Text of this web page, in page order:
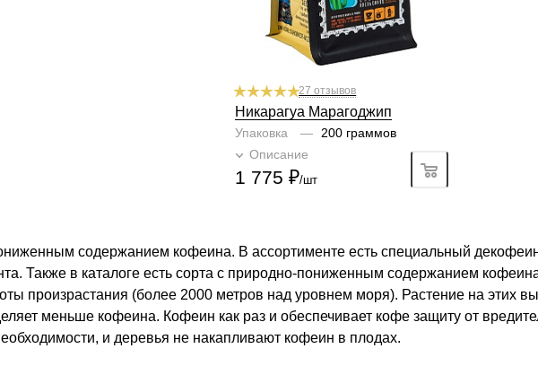
27 отзывов
Никарагуа Марагоджип
Упаковка — 200 граммов
Описание
1 775 ₽/шт
содержанием кофеина. В ассортименте есть специальный
Также в каталоге есть сорта с природно-пониженным содержанием
произрастания (более 2000 метров над уровнем моря). Растение на этих
меньше кофеина. Кофеин как раз и обеспечивает кофе защиту от
и деревья не накапливают кофеин в плодах.